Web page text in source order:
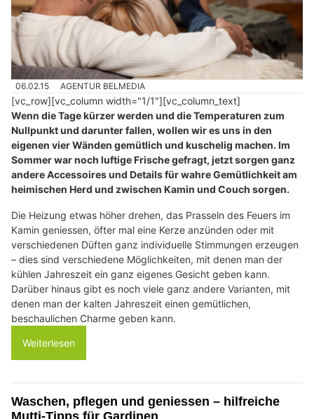
06.02.15 AGENTUR BELMEDIA
[vc_row][vc_column width="1/1"][vc_column_text]
Wenn die Tage kürzer werden und die Temperaturen zum
Nullpunkt und darunter fallen, wollen wir es uns in den
eigenen vier Wänden gemütlich und kuschelig machen. Im
Sommer war noch luftige Frische gefragt, jetzt sorgen ganz
andere Accessoires und Details für wahre Gemütlichkeit am
heimischen Herd und zwischen Kamin und Couch sorgen.
Die Heizung etwas höher drehen, das Prasseln des Feuers im
Kamin geniessen, öfter mal eine Kerze anzünden oder mit
verschiedenen Düften ganz individuelle Stimmungen erzeugen
– dies sind verschiedene Möglichkeiten, mit denen man der
kühlen Jahreszeit ein ganz eigenes Gesicht geben kann.
Darüber hinaus gibt es noch viele ganz andere Varianten, mit
denen man der kalten Jahreszeit einen gemütlichen,
beschaulichen Charme geben kann.
Weiterlesen
Waschen, pflegen und geniessen – hilfreiche